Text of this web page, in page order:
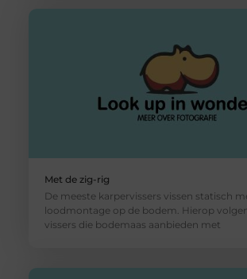
Met de zig-rig
De meeste karpervissers vissen statisch
loodmontage op de bodem. Hierop
vissers die bodemaas aanbieden met